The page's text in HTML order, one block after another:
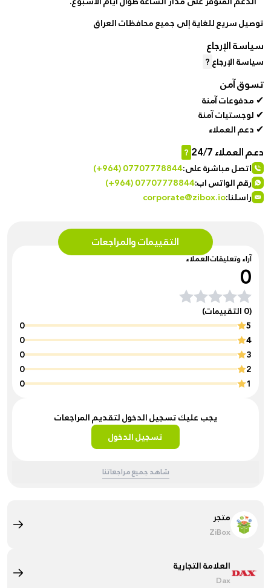
التقييمات والمراجعات
آراء وتعليقات العملاء
0
(0 التقييمات)
5
0
4
0
3
0
2
0
1
0
يجب عليك تسجيل الدخول لتقديم المراجعات
تسجيل الدخول
شاهد جميع مراجعاتنا
توصيل سريع للغاية إلى جميع محافظات العراق
سياسة الإرجاع
سياسة الإرجاع?
تسوق آمن
✔ مدفوعات آمنة
✔ لوجستيات آمنة
✔ دعم العملاء
دعم العملاء 24/7
?
اتصل مباشرة على:(+964) 07707778844
رقم الواتس اب:(+964) 07707778844
راسلنا:corporate@zibox.io
متجر
ZiBox
العلامة التجارية
Dax